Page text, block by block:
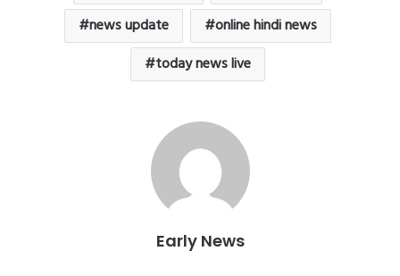
news update
online hindi news
today news live
Early News